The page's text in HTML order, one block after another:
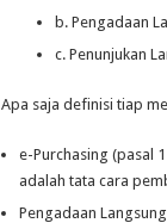
b. Pengadaan
c. Penunjukan
Apa saja definisi tiap
e-Purchasing (pasal
adalah tata cara
Pengadaan